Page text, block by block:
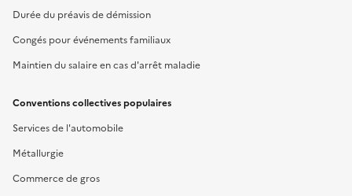
Durée du préavis de démission
Congés pour événements familiaux
Maintien du salaire en cas d'arrêt maladie
Conventions collectives populaires
Services de l'automobile
Métallurgie
Commerce de gros